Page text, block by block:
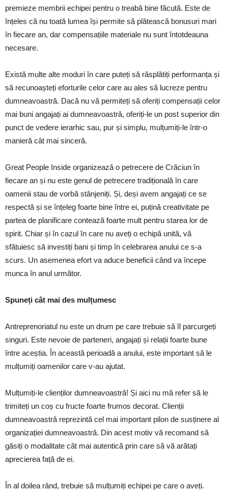
premieze membrii echipei pentru o treabă bine făcută. Este de
înțeles că nu toată lumea își permite să plătească bonusuri mari
în fiecare an, dar compensațiile materiale nu sunt întotdeauna
necesare.
Există multe alte moduri în care puteți să răsplătiți performanța și
să recunoașteți eforturile celor care au ales să lucreze pentru
dumneavoastră. Dacă nu vă permiteți să oferiți compensații celor
mai buni angajați ai dumneavoastră, oferiți-le un post superior din
punct de vedere ierarhic sau, pur și simplu, mulțumiți-le într-o
manieră cât mai sinceră.
Great People Inside organizează o petrecere de Crăciun în
fiecare an și nu este genul de petrecere tradițională în care
oamenii stau de vorbă stânjeniți. Și, deși avem angajați ce se
respectă și se înțeleg foarte bine între ei, puțină creativitate pe
partea de planificare contează foarte mult pentru starea lor de
spirit. Chiar și în cazul în care nu aveți o echipă unită, vă
sfătuiesc să investiți bani și timp în celebrarea anului ce s-a
scurs. Un asemenea efort va aduce beneficii când va începe
munca în anul următor.
Spuneți cât mai des mulțumesc
Antreprenoriatul nu este un drum pe care trebuie să îl parcurgeți
singuri. Este nevoie de parteneri, angajați și relații foarte bune
între aceștia. În această perioadă a anului, este important să le
mulțumiți oamenilor care v-au ajutat.
Mulțumiți-le clienților dumneavoastră! Și aici nu mă refer să le
trimiteți un coș cu fructe foarte frumos decorat. Clienții
dumneavoastră reprezintă cel mai important pilon de susținere al
organizației dumneavoastră. Din acest motiv vă recomand să
găsiți o modalitate cât mai autentică prin care să vă arătați
aprecierea față de ei.
În al doilea rând, trebuie să mulțumiți echipei pe care o aveți.